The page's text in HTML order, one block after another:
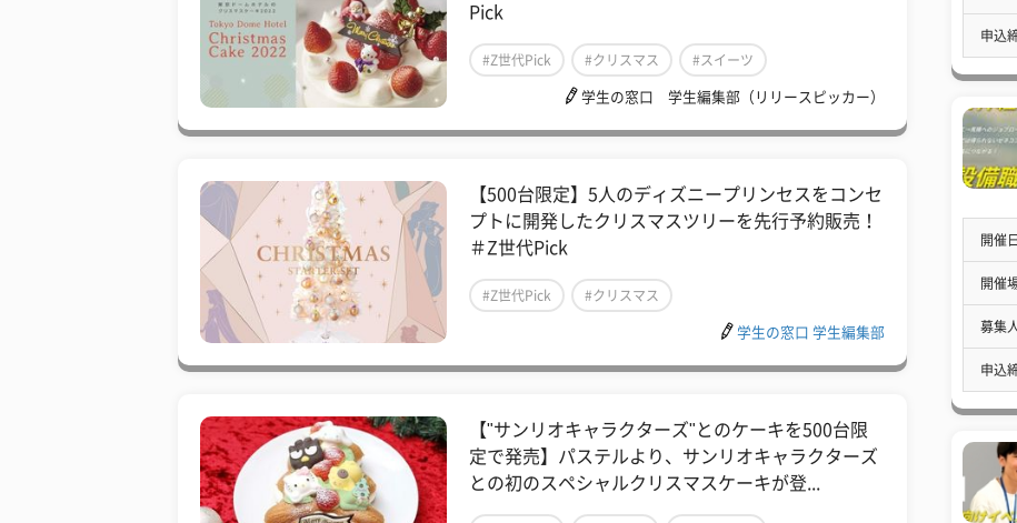
Pick
#Z世代Pick #クリスマス #スイーツ
学生の窓口 学生編集部（リリースピッカー）
【500台限定】5人のディズニープリンセスをコンセ
プトに開発したクリスマスツリーを先行予約販売！
＃Z世代Pick
#Z世代Pick #クリスマス
学生の窓口 学生編集部
【"サンリオキャラクターズ"とのケーキを500台限
定で発売】パステルより、サンリオキャラクターズ
との初のスペシャルクリスマスケーキが登...
申込
開催
開催
募集
申込